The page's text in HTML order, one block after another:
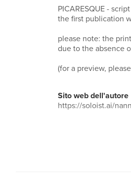
PICARESQUE -
the first publication
please note: the
due to the absence
(for a preview,
Sito web dell'autore
https://soloist.ai/